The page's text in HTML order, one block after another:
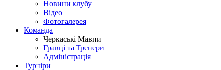
Новини клубу
Відео
Фотогалерея
Команда
Черкаські Мавпи
Гравці та Тренери
Адміністрація
Турніри